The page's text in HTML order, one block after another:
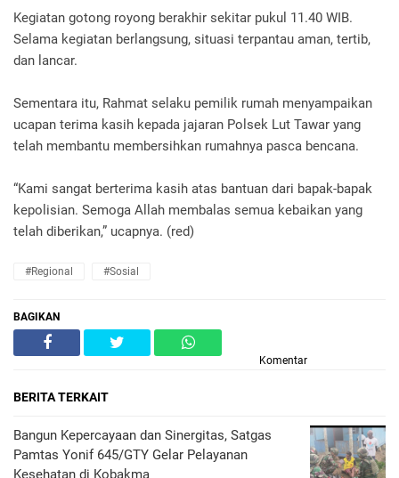
Kegiatan gotong royong berakhir sekitar pukul 11.40 WIB.
Selama kegiatan berlangsung, situasi terpantau aman, tertib,
dan lancar.
Sementara itu, Rahmat selaku pemilik rumah menyampaikan
ucapan terima kasih kepada jajaran Polsek Lut Tawar yang
telah membantu membersihkan rumahnya pasca bencana.
“Kami sangat berterima kasih atas bantuan dari bapak-bapak
kepolisian. Semoga Allah membalas semua kebaikan yang
telah diberikan,” ucapnya. (red)
#Regional #Sosial
BAGIKAN
Komentar
BERITA TERKAIT
Bangun Kepercayaan dan Sinergitas, Satgas
Pamtas Yonif 645/GTY Gelar Pelayanan
Kesehatan di Kobakma